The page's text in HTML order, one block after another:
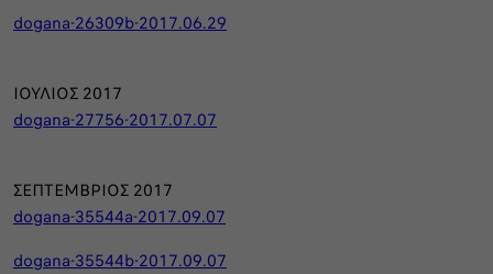
dogana-26309b-2017.06.29
ΙΟΥΛΙΟΣ 2017
dogana-27756-2017.07.07
ΣΕΠΤΕΜΒΡΙΟΣ 2017
dogana-35544a-2017.09.07
dogana-35544b-2017.09.07